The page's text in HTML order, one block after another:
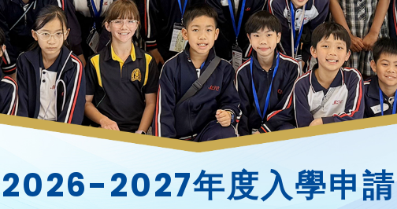
2026-2027年度入學申請